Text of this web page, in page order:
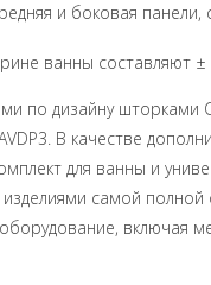
и боковая
ванны составляют
по дизайну шторками
В качестве
для ванны и
самой
включая